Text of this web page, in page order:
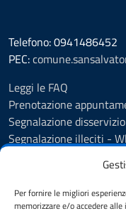
Per fornire le migliori
memorizzare e/o accedere
Telefono: 0941486452
PEC:
Leggi le FAQ
Prenotazione
Segnalazione disservizio
Segnalazione illeciti -
Informativa privacy
Cookie policy